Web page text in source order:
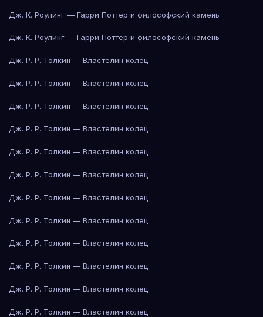
Дж. К. Роулинг — Гарри Поттер и философский камень
Дж. К. Роулинг — Гарри Поттер и философский камень
Дж. Р. Р. Толкин — Властелин колец
Дж. Р. Р. Толкин — Властелин колец
Дж. Р. Р. Толкин — Властелин колец
Дж. Р. Р. Толкин — Властелин колец
Дж. Р. Р. Толкин — Властелин колец
Дж. Р. Р. Толкин — Властелин колец
Дж. Р. Р. Толкин — Властелин колец
Дж. Р. Р. Толкин — Властелин колец
Дж. Р. Р. Толкин — Властелин колец
Дж. Р. Р. Толкин — Властелин колец
Дж. Р. Р. Толкин — Властелин колец
Дж. Р. Р. Толкин — Властелин колец